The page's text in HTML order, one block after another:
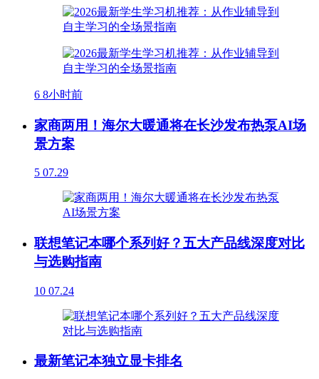
6 8小时前
家商两用！海尔大暖通将在长沙发布热泵AI场
景方案
5 07.29
联想笔记本哪个系列好？五大产品线深度对比
与选购指南
10 07.24
最新笔记本独立显卡排名